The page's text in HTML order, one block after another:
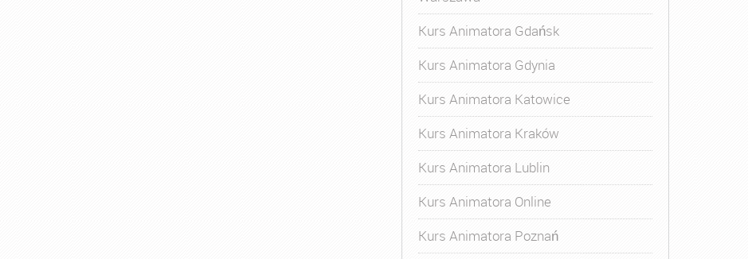
Kurs Animatora Gdańsk
Kurs Animatora Gdynia
Kurs Animatora Katowice
Kurs Animatora Kraków
Kurs Animatora Lublin
Kurs Animatora Online
Kurs Animatora Poznań